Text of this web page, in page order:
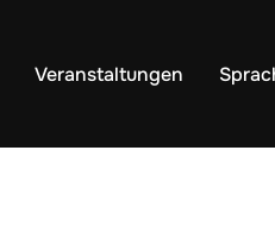
Veranstaltungen